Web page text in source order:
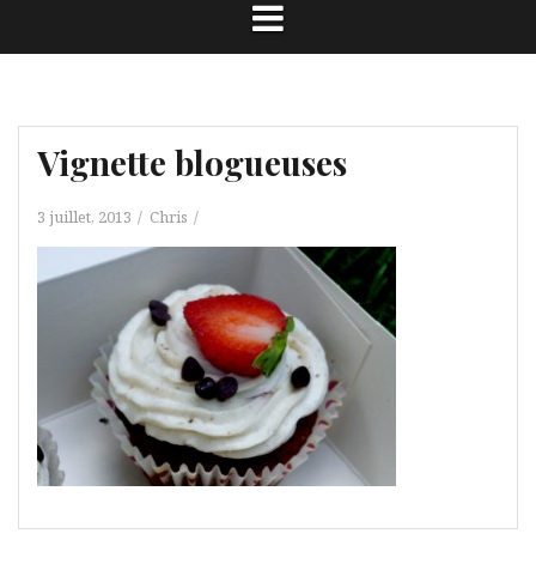
Vignette blogueuses
3 juillet, 2013 Chris